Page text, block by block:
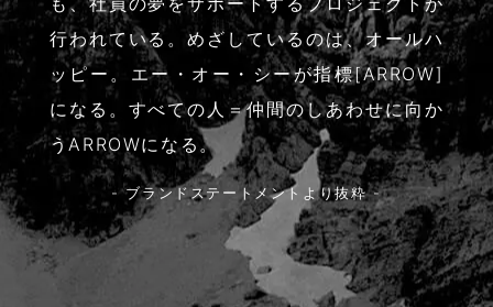
行われている。めざしているのは、オールハ
ッピー。エー・オー・シーが指標[ARROW]
になる。すべての人＝仲間のしあわせに向か
うARROWになる。
- ブランドステートメントより抜粋 -